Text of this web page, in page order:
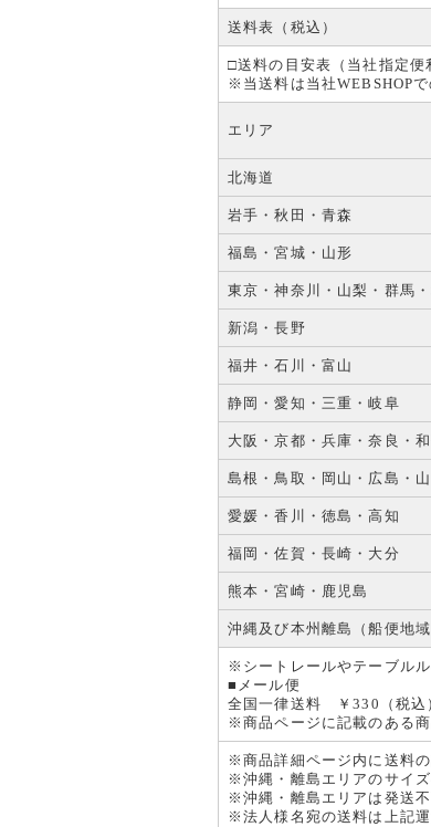
送料表（税込）
□送料の目安表（当社指定
※当送料は当社WEBSHOP
エリア
北海道
岩手・秋田・青森
福島・宮城・山形
東京・神奈川・山梨・群馬
新潟・長野
福井・石川・富山
静岡・愛知・三重・岐阜
大阪・京都・兵庫・奈良・
島根・鳥取・岡山・広島・山
愛媛・香川・徳島・高知
福岡・佐賀・長崎・大分
熊本・宮崎・鹿児島
沖縄及び本州離島（船便地域
※シートレールやテーブル
■メール便
全国一律送料 ￥330（税込
※商品ページに記載のある
※商品詳細ページ内に送料
※沖縄・離島エリアのサイ
※沖縄・離島エリアは発送
※法人様名宛の送料は上記